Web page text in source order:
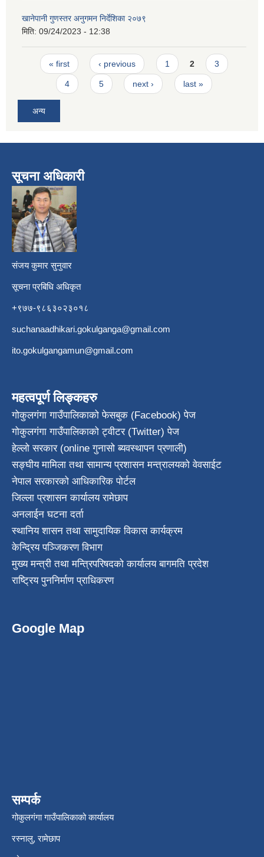
खानेपानी गुणस्तर अनुगमन निर्देशिका २०७९
मिति: 09/24/2023 - 12:38
Pages
« first ‹ previous 1 2 3
4 5 next › last »
अन्य
सूचना अधिकारी
संजय कुमार सुनुवार
सूचना प्रबिधि अधिकृत
+९७७-९८६३०२३०१८
suchanaadhikari.gokulganga@gmail.com
ito.gokulgangamun@gmail.com
महत्वपूर्ण लिङ्कहरु
गोकुलगंगा गाउँपालिकाको फेसबुक (Facebook) पेज
गोकुलगंगा गाउँपालिकाको ट्वीटर (Twitter) पेज
हेल्लो सरकार (online गुनासो ब्यवस्थापन प्रणाली)
सङ्घीय मामिला तथा सामान्य प्रशासन मन्त्रालयको वेवसाईट
नेपाल सरकारको आधिकारिक पोर्टल
जिल्ला प्रशासन कार्यालय रामेछाप
अनलाईन घटना दर्ता
स्थानिय शासन तथा सामुदायिक विकास कार्यक्रम
केन्द्रिय पञ्जिकरण विभाग
मुख्य मन्त्री तथा मन्त्रिपरिषदको कार्यालय बागमति प्रदेश
राष्ट्रिय पुननिर्माण प्राधिकरण
Google Map
सम्पर्क
गोकुलगंगा गाउँपालिकाको कार्यालय
रस्नालु, रामेछाप